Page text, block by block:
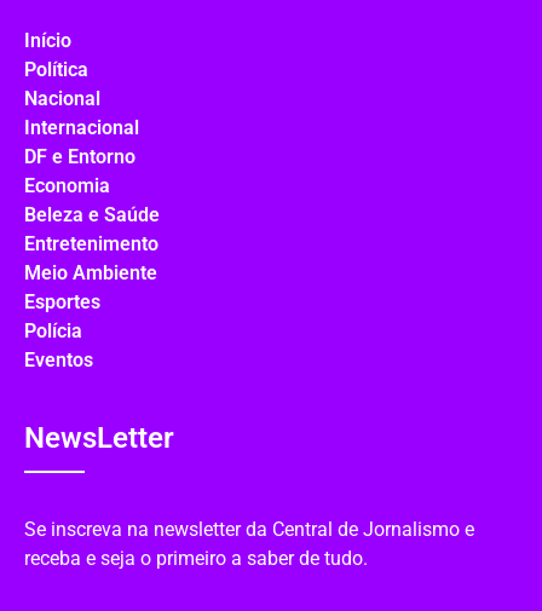
Início
Política
Nacional
Internacional
DF e Entorno
Economia
Beleza e Saúde
Entretenimento
Meio Ambiente
Esportes
Polícia
Eventos
NewsLetter
Se inscreva na newsletter da Central de Jornalismo e
receba e seja o primeiro a saber de tudo.